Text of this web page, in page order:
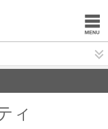
ィ